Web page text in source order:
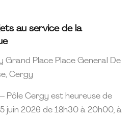
au service de la
Grand Place Place General De
Cergy
Pôle Cergy est heureuse de
juin 2026 de 18h30 à 20h00, à